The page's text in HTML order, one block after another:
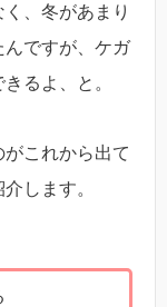
、冬があまり
んですが、ケガ
るよ、と。
これから出て
します。